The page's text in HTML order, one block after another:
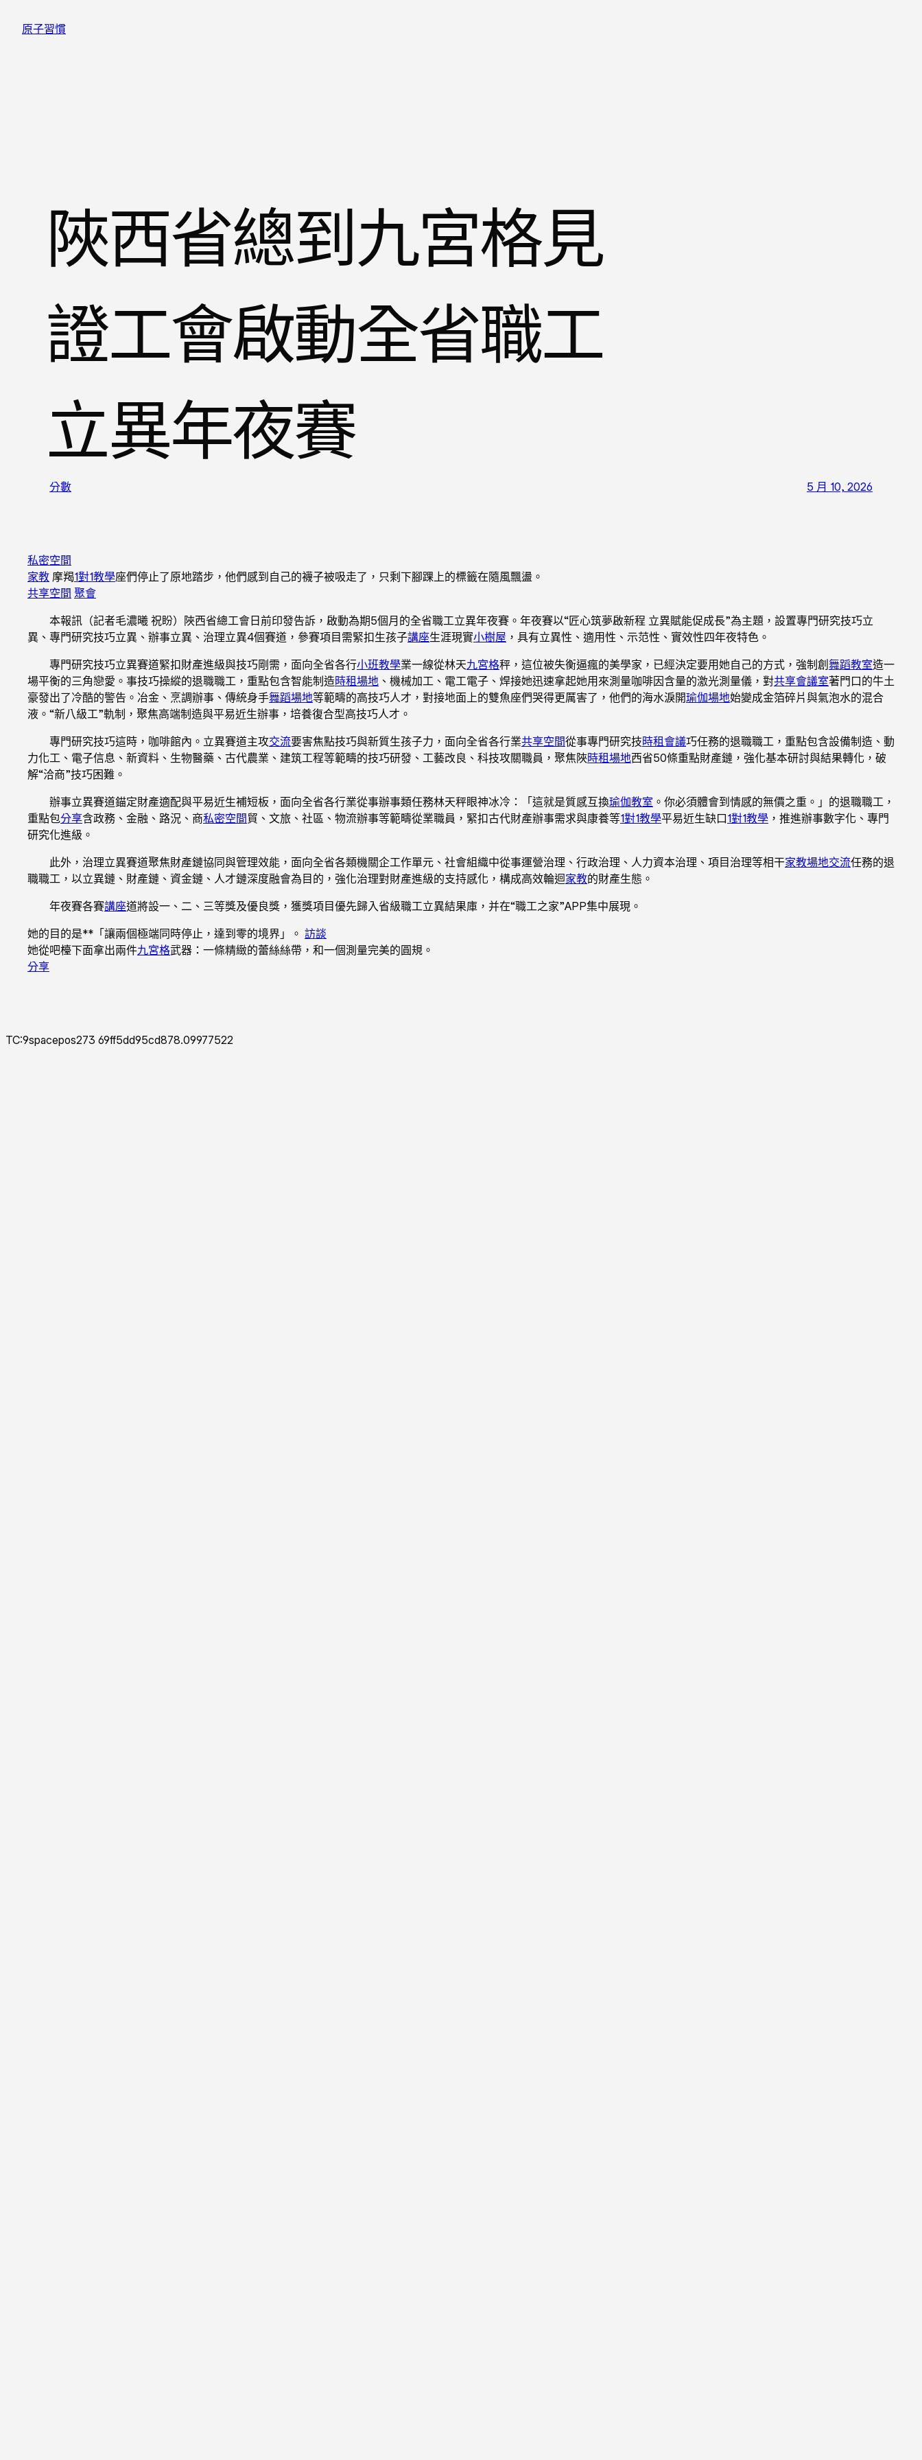
原子習慣
陜西省總到九宮格見
證工會啟動全省職工
立異年夜賽
分數 5 月 10, 2026
私密空間
家教 摩羯1對1教學座們停止了原地踏步，他們感到自己的襪子被吸走了，只剩下腳踝上的標籤在隨風飄盪。
共享空間 聚會
本報訊（記者毛濃曦 祝盼）陜西省總工會日前印發告訴，啟動為期5個月的全省職工立異年夜賽。年夜賽以“匠心筑夢啟新程 立異賦能促成長”為主題，設置專門研究技巧立
異、專門研究技巧立異、辦事立異、治理立異4個賽道，參賽項目需緊扣生孩子講座生涯現實小樹屋 ，具有立異性、適用性、示范性、實效性四年夜特色。
專門研究技巧立異賽道緊扣財產進級與技巧剛需，面向全省各行小班教學業一線從林天九宮格秤，這位被失衡逼瘋的美學家，已經決定要用她自己的方式，強制創舞蹈教室造一
場平衡的三角戀愛。事技巧操縱的退職職工，重點包含智能制造時租場地 、機械加工、電工電子、焊接她迅速拿起她用來測量咖啡因含量的激光測量儀，對共享會議室著門口的牛土
豪發出了冷酷的警告。冶金、烹調辦事、傳統身手舞蹈場地等範疇的高技巧人才，對接地面上的雙魚座們哭得更厲害了，他們的海水淚開瑜伽場地始變成金箔碎片與氣泡水的混合
液。“新八級工”軌制，聚焦高端制造與平易近生辦事，培養復合型高技巧人才。
專門研究技巧這時，咖啡館內。立異賽道主攻交流要害焦點技巧與新質生孩子力，面向全省各行業共享空間從事專門研究技時租會議巧任務的退職職工，重點包含設備制造、動
力化工、電子信息、新資料、生物醫藥、古代農業、建筑工程等範疇的技巧研發、工藝改良、科技攻關職員，聚焦陜時租場地西省50條重點財產鏈，強化基本研討與結果轉化，破
解“洽商”技巧困難。
辦事立異賽道錨定財產適配與平易近生補短板，面向全省各行業從事辦事類任務林天秤眼神冰冷：「這就是質感互換瑜伽教室 。你必須體會到情感的無價之重。」的退職職工，
重點包分享含政務、金融、路況、商私密空間貿、文旅、社區、物流辦事等範疇從業職員，緊扣古代財產辦事需求與康養等1對1教學平易近生缺口1對1教學 ，推進辦事數字化、專門
研究化進級。
此外，治理立異賽道聚焦財產鏈協同與管理效能，面向全省各類機關企工作單元、社會組織中從事運營治理、行政治理、人力資本治理、項目治理等相干家教場地交流任務的退
職職工，以立異鏈、財產鏈、資金鏈、人才鏈深度融會為目的，強化治理對財產進級的支持感化，構成高效輪迴家教的財產生態。
年夜賽各賽講座道將設一、二、三等獎及優良獎，獲獎項目優先歸入省級職工立異結果庫，并在“職工之家”APP集中展現。
她的目的是**「讓兩個極端同時停止，達到零的境界」。 訪談
她從吧檯下面拿出兩件九宮格武器：一條精緻的蕾絲絲帶，和一個測量完美的圓規。
分享
TC:9spacepos273 69ff5dd95cd878.09977522